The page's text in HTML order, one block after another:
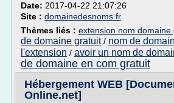
Date: 2017-04-22 21:07:26
Site : domainedesnoms.fr
Thèmes liés : extension nom domaine
de domaine gratuit/ nom de
l'extension / avoir un nom de
de domaine en com gratuit
Hébergement WEB
Online.net]